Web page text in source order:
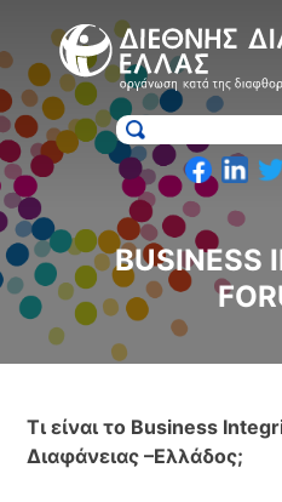
content
BUSINESS
Tι είναι το Business
Διαφάνειας –Ελλάδος;